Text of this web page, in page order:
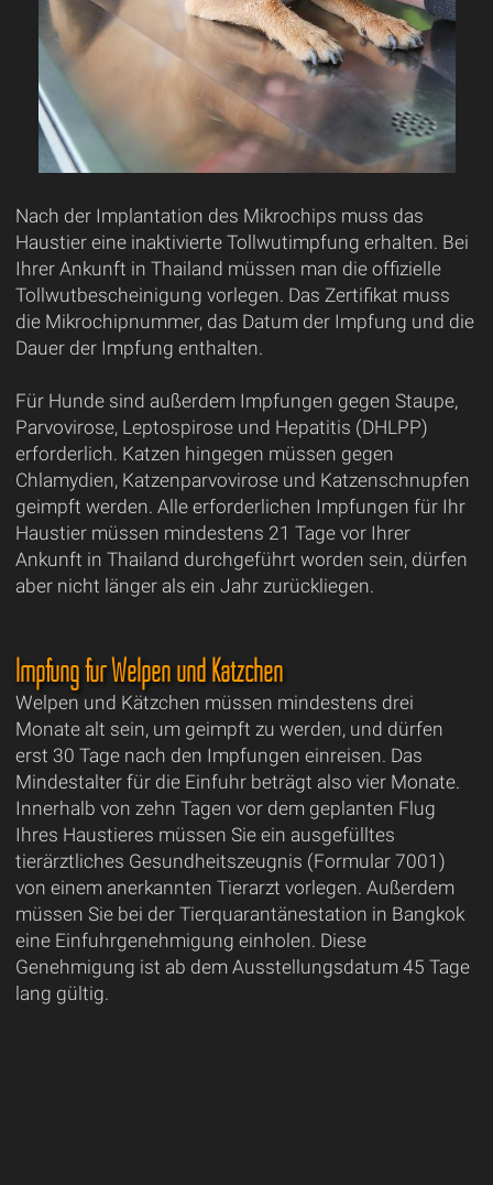
Nach der Implantation des Mikrochips muss das
Haustier eine inaktivierte Tollwutimpfung erhalten. Bei
Ihrer Ankunft in Thailand müssen man die offizielle
Tollwutbescheinigung vorlegen. Das Zertifikat muss
die Mikrochipnummer, das Datum der Impfung und die
Dauer der Impfung enthalten.
Für Hunde sind außerdem Impfungen gegen Staupe,
Parvovirose, Leptospirose und Hepatitis (DHLPP)
erforderlich. Katzen hingegen müssen gegen
Chlamydien, Katzenparvovirose und Katzenschnupfen
geimpft werden. Alle erforderlichen Impfungen für Ihr
Haustier müssen mindestens 21 Tage vor Ihrer
Ankunft in Thailand durchgeführt worden sein, dürfen
aber nicht länger als ein Jahr zurückliegen.
Impfung für Welpen und Kätzchen
Welpen und Kätzchen müssen mindestens drei
Monate alt sein, um geimpft zu werden, und dürfen
erst 30 Tage nach den Impfungen einreisen. Das
Mindestalter für die Einfuhr beträgt also vier Monate.
Innerhalb von zehn Tagen vor dem geplanten Flug
Ihres Haustieres müssen Sie ein ausgefülltes
tierärztliches Gesundheitszeugnis (Formular 7001)
von einem anerkannten Tierarzt vorlegen. Außerdem
müssen Sie bei der Tierquarantänestation in Bangkok
eine Einfuhrgenehmigung einholen. Diese
Genehmigung ist ab dem Ausstellungsdatum 45 Tage
lang gültig.